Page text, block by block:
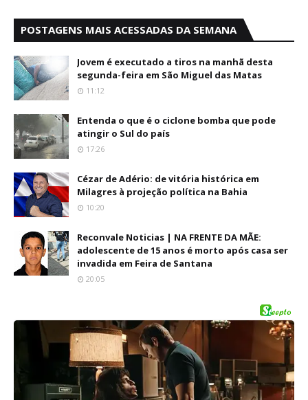
POSTAGENS MAIS ACESSADAS DA SEMANA
Jovem é executado a tiros na manhã desta
segunda-feira em São Miguel das Matas
11:12
Entenda o que é o ciclone bomba que pode
atingir o Sul do país
17:26
Cézar de Adério: de vitória histórica em
Milagres à projeção política na Bahia
10:20
Reconvale Noticias | NA FRENTE DA MÃE:
adolescente de 15 anos é morto após casa ser
invadida em Feira de Santana
20:05